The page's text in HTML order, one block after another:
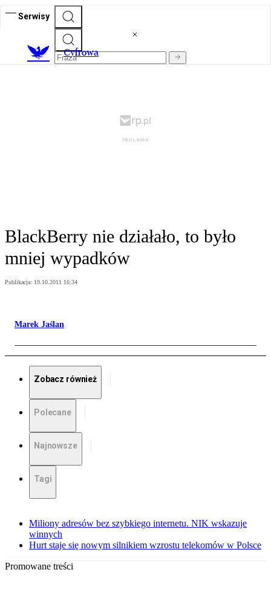
Serwisy
Cyfrowa
BlackBerry nie działało, to było
mniej wypadków
Publikacja: 19.10.2011 16:34
Marek Jaślan
Zobacz również
Polecane
Najnowsze
Tagi
Miliony adresów bez szybkiego internetu. NIK wskazuje
winnych
Hurt staje się nowym silnikiem wzrostu telekomów w Polsce
Promowane treści